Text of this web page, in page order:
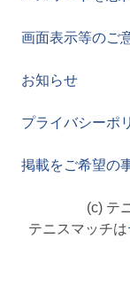
画面表示等のご
お知らせ
プライバシーポ
掲載をご希望の
(c) テ
テニスマッチは